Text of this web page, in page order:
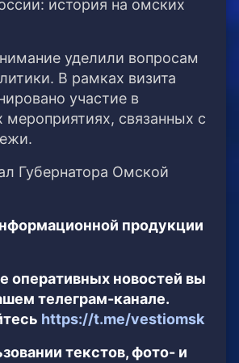
история на омских
уделили вопросам
В рамках визита
участие в
мероприятиях, связанных с
Губернатора Омской
продукции
оперативных новостей вы
телеграм-канале.
https://t.me/vestiomsk
текстов, фото- и